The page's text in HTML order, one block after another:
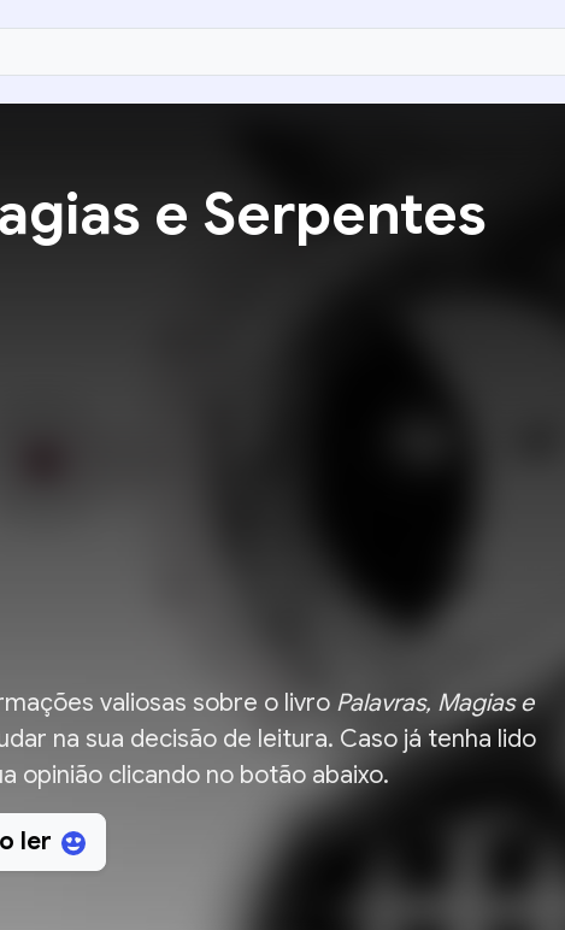
e Serpentes
valiosas sobre o livro Palavras, Magias e
na sua decisão de leitura. Caso já tenha lido
opinião clicando no botão abaixo.
ler